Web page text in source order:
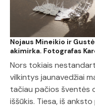
Nojaus Mineikio ir
akimirka. Fotografas
Nors tokiais
vilkintys jaunavedžiai
tačiau pačios šventės
iššūkis. Tiesa, iš